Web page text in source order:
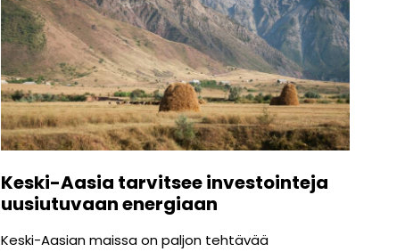
Keski-Aasia tarvitsee investointeja
uusiutuvaan energiaan
Keski-Aasian maissa on paljon tehtävää